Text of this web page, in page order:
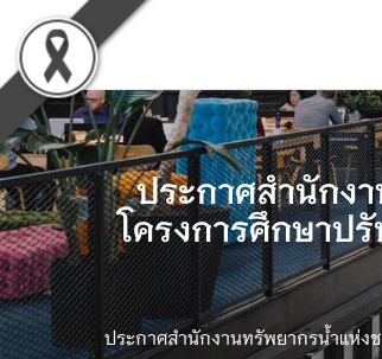
ประกาศสำนักง
โครงการศึกษาป
ประกาศสำนักงานทรัพยากรน้ำแห่ง